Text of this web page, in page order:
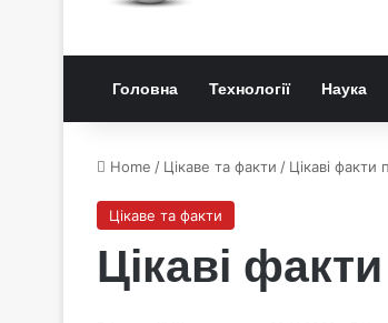
Головна Технології Наука
Home / Цікаве та факти / Цікаві факти
Цікаве та факти
Цікаві